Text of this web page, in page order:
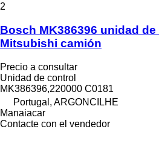
2
Bosch MK386396 unidad
Mitsubishi camión
Precio a consultar
Unidad de control
MK386396,220000 C0181
Portugal, ARGONCILHE
Manaiacar
Contacte con el vendedor